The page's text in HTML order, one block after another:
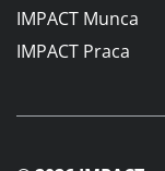
IMPACT Munca
IMPACT Praca